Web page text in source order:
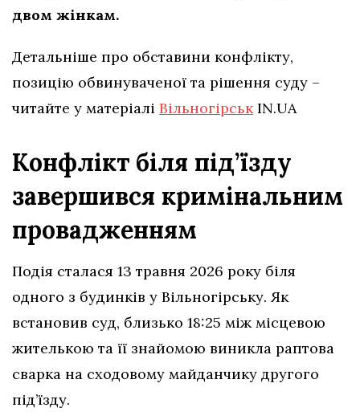
двом жінкам.
Детальніше про обставини конфлікту,
позицію обвинуваченої та рішення суду –
читайте у матеріалі ВільногірськIN.UA
Конфлікт біля під’їзду
завершився кримінальним
провадженням
Подія сталася 13 травня 2026 року біля
одного з будинків у Вільногірську. Як
встановив суд, близько 18:25 між місцевою
жителькою та її знайомою виникла раптова
сварка на сходовому майданчику другого
під’їзду.